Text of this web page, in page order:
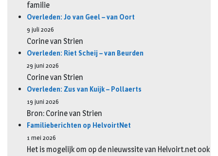
familie
Overleden: Jo van Geel – van Oort
9 juli 2026
Corine van Strien
Overleden: Riet Scheij – van Beurden
29 juni 2026
Corine van Strien
Overleden: Zus van Kuijk – Pollaerts
19 juni 2026
Bron: Corine van Strien
Familieberichten op HelvoirtNet
1 mei 2026
Het is mogelijk om op de nieuwssite van Helvoirt.net ook